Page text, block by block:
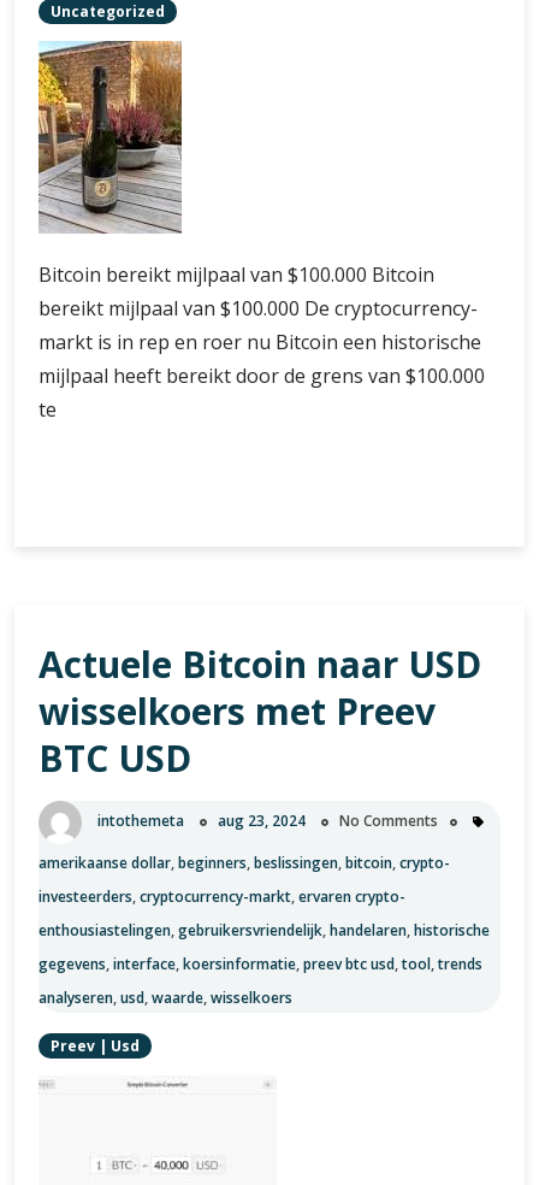
Uncategorized
Bitcoin bereikt mijlpaal van $100.000 Bitcoin
bereikt mijlpaal van $100.000 De cryptocurrency-
markt is in rep en roer nu Bitcoin een historische
mijlpaal heeft bereikt door de grens van $100.000
te
Actuele Bitcoin naar USD
wisselkoers met Preev
BTC USD
intothemeta aug 23, 2024 No Comments
amerikaanse dollar,beginners,beslissingen,bitcoin,crypto-
investeerders,cryptocurrency-markt,ervaren crypto-
enthousiastelingen,gebruikersvriendelijk,handelaren,historische
gegevens,interface,koersinformatie,preev btc usd,tool,trends
analyseren,usd,waarde,wisselkoers
Preev | Usd